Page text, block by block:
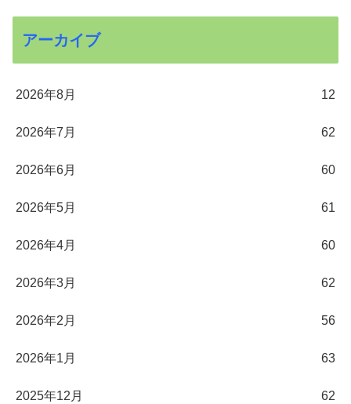
アーカイブ
2026年8月 12
2026年7月 62
2026年6月 60
2026年5月 61
2026年4月 60
2026年3月 62
2026年2月 56
2026年1月 63
2025年12月 62